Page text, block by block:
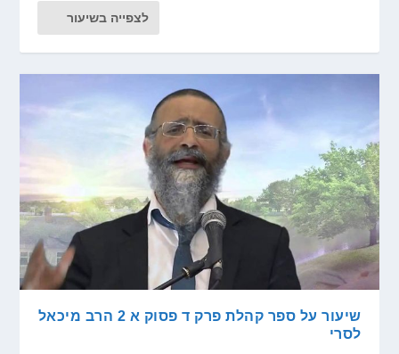
לצפייה בשיעור
שיעור על ספר קהלת פרק ד פסוק א 2 הרב מיכאל
לסרי